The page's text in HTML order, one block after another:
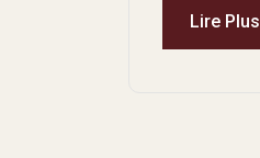
Lire Plus